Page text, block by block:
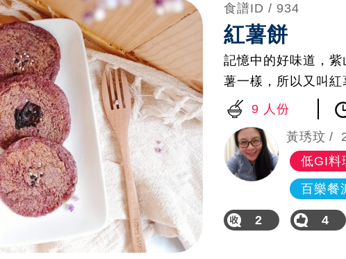
食譜ID / 934
紅薯餅
記憶中的好味道，紫
薯一樣，所以又叫紅
9 人份
黃琇玟
低GI料
百樂餐
2 4